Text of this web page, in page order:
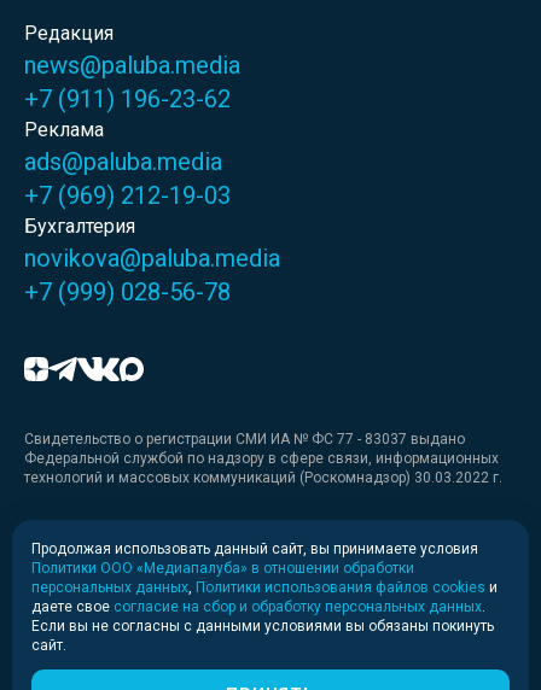
Редакция
news@paluba.media
+7 (911) 196-23-62
Реклама
ads@paluba.media
+7 (969) 212-19-03
Бухгалтерия
novikova@paluba.media
+7 (999) 028-56-78
Свидетельство о регистрации СМИ ИА № ФС 77 - 83037 выдано
Федеральной службой по надзору в сфере связи, информационных
технологий и массовых коммуникаций (Роскомнадзор) 30.03.2022 г.
Медиакит
Медиакит для печати
Политика конфиденциальности
© 2020-2026 Информационное агентство «Медиапалуба»
Продолжая использовать данный сайт, вы принимаете условия
Политики ООО «Медиапалуба» в отношении обработки
персональных данных Политики использования файлов cookies и
даете свое согласие на сбор и обработку персональных данных
Если вы не согласны с данными условиями вы обязаны покинуть
сайт.